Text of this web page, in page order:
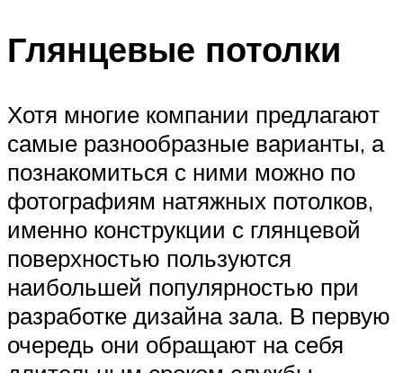
Глянцевые потолки
Хотя многие компании предлагают
самые разнообразные варианты, а
познакомиться с ними можно по
фотографиям натяжных потолков,
именно конструкции с глянцевой
поверхностью пользуются
наибольшей популярностью при
разработке дизайна зала. В первую
очередь они обращают на себя